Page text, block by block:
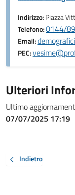
Indirizzo:Piazza
Telefono:0144/
Email:
PEC:
Ulteriori
Ultimo
07/07/2025 17:19
Indietro